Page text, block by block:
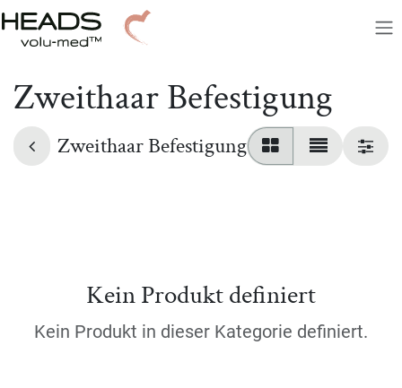
Zum Inhalt springen
Zweithaar Befestigung
Zweithaar Befestigung
Kein Produkt definiert
Kein Produkt in dieser Kategorie definiert.